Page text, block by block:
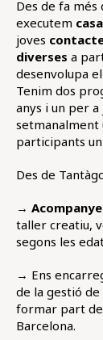
Des de fa
executem
joves
diverses a
desenvolupa el
Tenim dos
anys i un per a
setmanalment
participants
Des de
→
taller creatiu,
segons les
→ Ens
de la gestió
formar part de
Barcelona.